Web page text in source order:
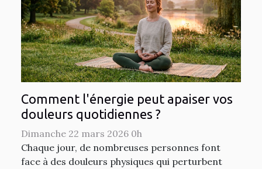
Comment l'énergie peut apaiser vos
douleurs quotidiennes ?
Dimanche 22 mars 2026 0h
Chaque jour, de nombreuses personnes font
face à des douleurs physiques qui perturbent